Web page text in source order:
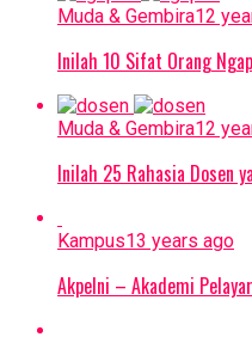
Muda & Gembira12
Inilah 10 Sifat Orang
Muda & Gembira12
Inilah 25 Rahasia Dosen
Kampus13 years ago
Akpelni – Akademi